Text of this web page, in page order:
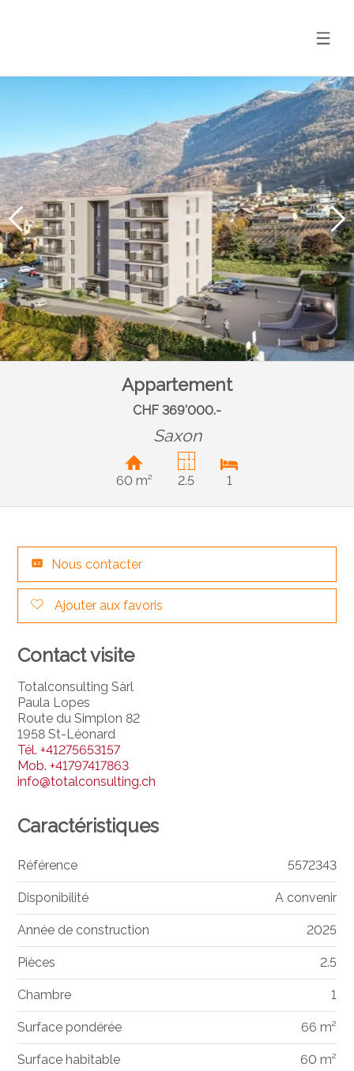
Appartement
CHF 369'000.-
Saxon
60 m² 2.5 1
Nous contacter
Ajouter aux favoris
Contact visite
Totalconsulting Sàrl
Paula Lopes
Route du Simplon 82
1958 St-Léonard
Tél.+41275653157
Mob.+41797417863
info@totalconsulting.ch
Caractéristiques
Référence 5572343
Disponibilité A convenir
Année de construction 2025
Pièces 2.5
Chambre 1
Surface pondérée 66 m²
Surface habitable 60 m²